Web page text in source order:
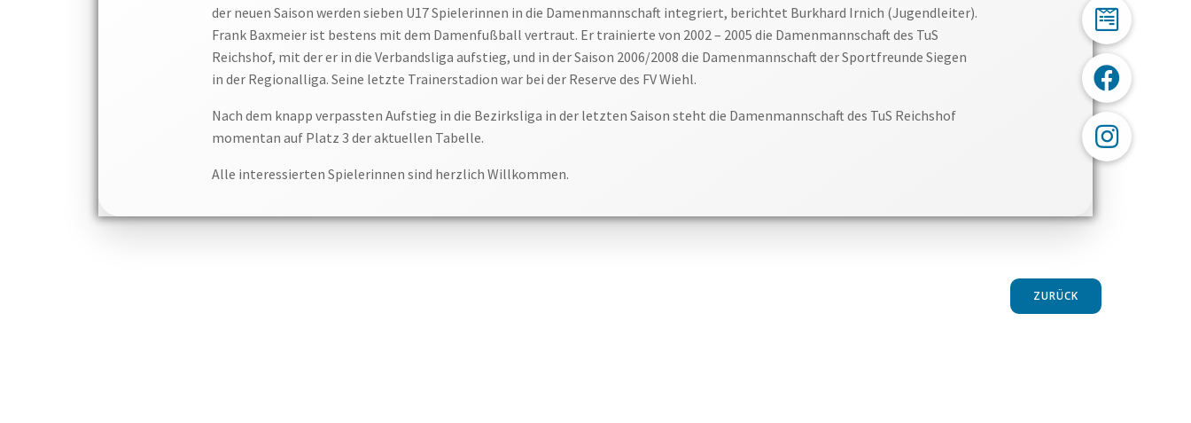
der neuen Saison werden sieben U17 Spielerinnen in die Damenmannschaft integriert, berichtet Burkhard Irnich (Jugendleiter).
Frank Baxmeier ist bestens mit dem Damenfußball vertraut. Er trainierte von 2002 – 2005 die Damenmannschaft des TuS
Reichshof, mit der er in die Verbandsliga aufstieg, und in der Saison 2006/2008 die Damenmannschaft der Sportfreunde Siegen
in der Regionalliga. Seine letzte Trainerstadion war bei der Reserve des FV Wiehl.
Nach dem knapp verpassten Aufstieg in die Bezirksliga in der letzten Saison steht die Damenmannschaft des TuS Reichshof
momentan auf Platz 3 der aktuellen Tabelle.
Alle interessierten Spielerinnen sind herzlich Willkommen.
ZURÜCK